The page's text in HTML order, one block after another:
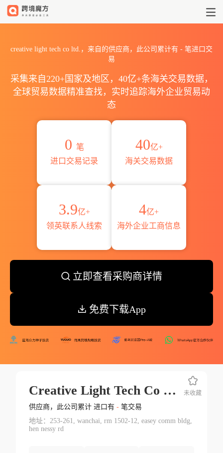
creative light tech co ltd.，来自的供应商，此公司累计有 - 笔进口交
易
采集来自220+国家及地区，40亿+条海关交易数据，
全球贸易数据精准查找，实时追踪海外企业贸易动
态
0 笔
进口交易记录
40亿+
海关交易数据
3.9亿+
领英联系人线索
4亿+
海外企业工商信息
立即查看采购商详情
免费下载App
Creative Light Tech Co Ltd.
供应商，此公司累计 进口有 -笔交易
地址：253-261, wanchai, rm 1502-12, easey comm bldg,
hen nessy rd
未收藏